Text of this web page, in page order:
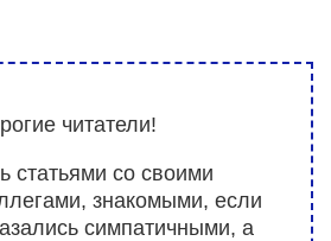
читатели!
статьями со своими
знакомыми, если
симпатичными, а